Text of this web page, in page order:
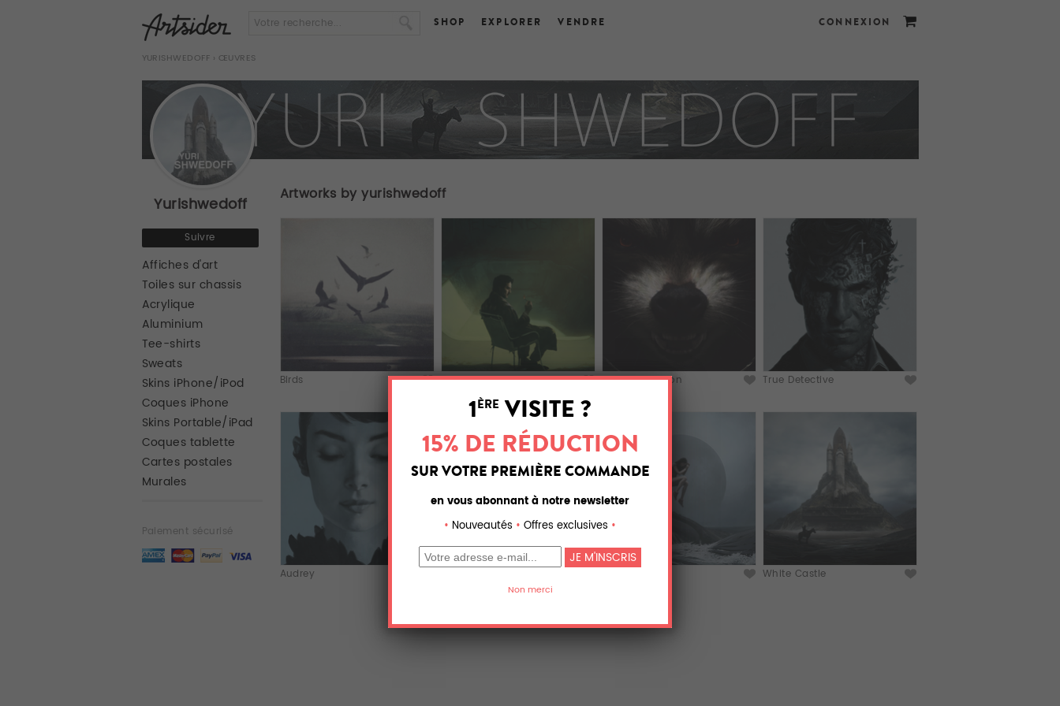
SHOP EXPLORER VENDRE CONNEXION
YURISHWEDOFF › ŒUVRES
Yurishwedoff
Suivre
Affiches d'art
Toiles sur chassis
Acrylique
Aluminium
Tee-shirts
Sweats
Skins iPhone/iPod
Coques iPhone
Skins Portable/iPad
Coques tablette
Cartes postales
Murales
Paiement sécurisé
Artworks by yurishwedoff
Birds Breaking Bad Rocket Raccoon True Detective
Audrey White Castle